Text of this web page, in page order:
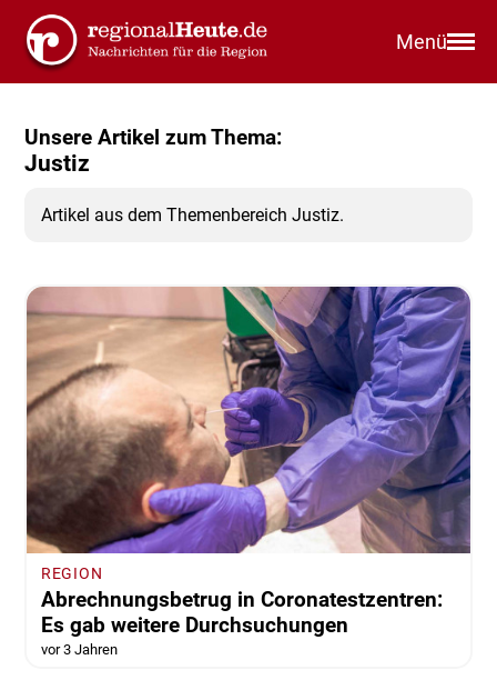
Menü
Unsere Artikel zum Thema:
Justiz
Artikel aus dem Themenbereich Justiz.
REGION
Abrechnungsbetrug in Coronatestzentren:
Es gab weitere Durchsuchungen
vor 3 Jahren